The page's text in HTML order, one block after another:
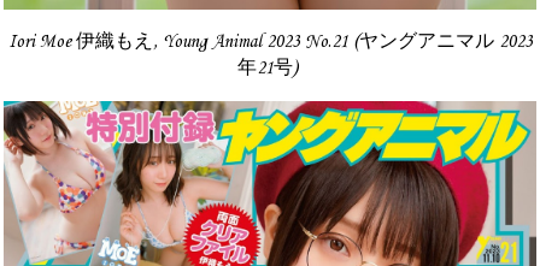
Iori Moe 伊織もえ, Young Animal 2023 No.21 (ヤングアニマル 2023
年21号)